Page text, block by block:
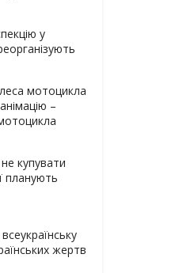
у
мотоцикла
–
купувати
планують
жертв